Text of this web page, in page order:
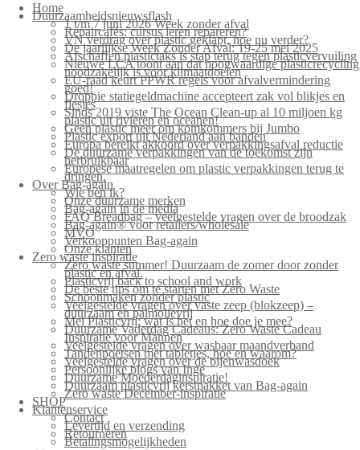
Home
Duurzaamheidsnieuwsflash
1 t/m 7 juni 2026 Week zonder afval
Repaircafés: cursus leren repareren?
VN verdrag over plastic geklapt, hoe nu verder?
De jaarlijkse Week Zonder Afval: 19-25 mei 2025
Afschaffen plastictaks is stap terug tegen plasticvervuiling
Nieuwe LCA toont aan dat hoogwaardige plasticrecycling
noodzakelijk is voor klimaatdoelen
EU-raad keurt PPWR regels voor afvalvermindering
goed!
Droppie statiegeldmachine accepteert zak vol blikjes en
flesjes
Sinds 2019 viste The Ocean Clean-up al 10 miljoen kg
plastic uit rivieren en oceanen!
Geen plastic meer om komkommers bij Jumbo
Plastic export uit Nederland aan banden
Europa bereikt akkoord over verpakkingsafval reductie
De duurzame verpakkingen van de toekomst zijn
herbruikbaar
Europese maatregelen om plastic verpakkingen terug te
dringen.
Over Bag-again
Wie ben ik?
Onze duurzame merken
Bag-again in de media
FAQ Breadbag – veelgestelde vragen over de broodzak
Bag-again® voor retailers/wholesale
MVO
Verkooppunten Bag-again
Onze klanten
Zero waste inspiratie
Zero waste summer! Duurzaam de zomer door zonder
plastic en afval.
Plasticvrij back to school and work
De beste tips om te starten met Zero Waste
Schoonmaken zonder plastic
Veelgestelde vragen over vaste zeep (blokzeep) –
duurzaam en palmolievrij
Mei Plasticvrij: wat is het en hoe doe je mee?
Duurzame Vaderdag Cadeaus: Zero Waste Cadeau
Inspiratie voor Mannen
Veelgestelde vragen over wasbaar maandverband
Tandenpoetsen met tabletjes, hoe en waarom?
Veelgestelde vragen over de bijenwasdoek
Persoonlijke blogs van Inge
Duurzame Moederdaginspiratie!
Duurzaam plasticvrij kerstpakket van Bag-again
Zero waste December-inspiratie
SHOP
Klantenservice
Contact
Levertijd en verzending
Retourneren
Betalingsmogelijkheden